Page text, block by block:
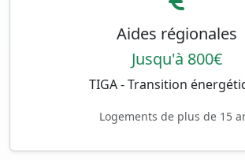
Aides régionales
Jusqu'à 800€
TIGA - Transition
Logements de plus de 15